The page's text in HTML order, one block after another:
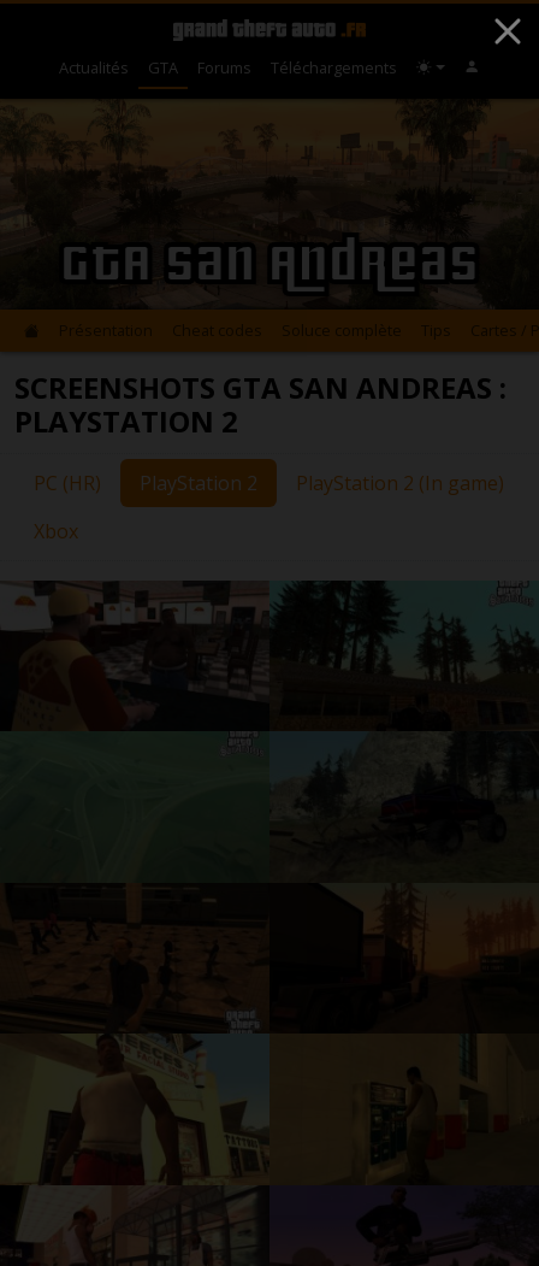
Actualités GTA Forums Téléchargements
GTA San Andreas
Présentation Cheat codes Soluce complète Tips Cartes /
SCREENSHOTS GTA SAN ANDREAS :
PLAYSTATION 2
PC (HR) PlayStation 2
PlayStation 2 (In game)
Xbox